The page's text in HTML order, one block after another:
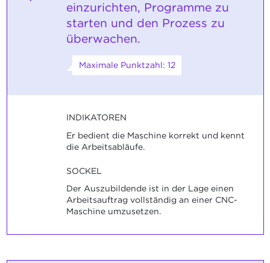
einzurichten, Programme zu
starten und den Prozess zu
überwachen.
Maximale Punktzahl: 12
INDIKATOREN
Er bedient die Maschine korrekt und kennt
die Arbeitsabläufe.
SOCKEL
Der Auszubildende ist in der Lage einen
Arbeitsauftrag vollständig an einer CNC-
Maschine umzusetzen.